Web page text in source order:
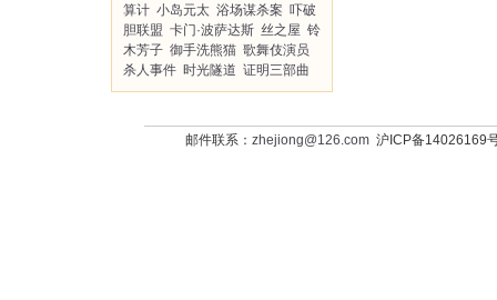
算计 小岛元太 浴场谋杀案 吓破
胆联盟 卡门·波萨达斯 丝之屋 铃
木芳子 御手洗熊猫 歌舞伎演员
杀人事件 时光隧道 证明三部曲
邮件联系： zhejiong@126.com沪ICP备14026169